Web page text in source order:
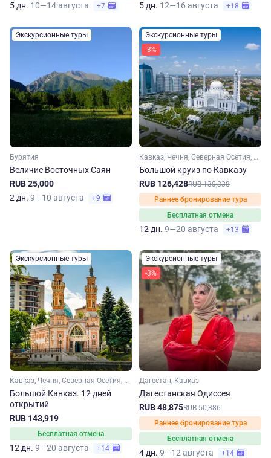
5 дн. 10—14 августа +7 5 дн. 12—16 августа +18
Экскурсионные туры
Бурятия
Величие Восточных Саян
RUB 25,000
2 дн. 9—10 августа +9
Экскурсионные туры
-3%
Кавказ, Чечня, Северная Осетия, Кабардино-Балкария, Ингушетия, Дагестан
Большой круиз по Кавказу
RUB 126,428RUB 130,338
Раннее бронирование тура
Бесплатная отмена
12 дн. 9—20 августа +13
Экскурсионные туры
Кавказ, Чечня, Северная Осетия, Кабардино-Балкария, Ингушетия, Дагестан
Большой Кавказ. 12 дней
открытий
RUB 143,919
Бесплатная отмена
12 дн. 9—20 августа +14
Экскурсионные туры
-3%
Дагестан, Кавказ
Дагестанская Одиссея
RUB 48,875RUB 50,386
Раннее бронирование тура
Бесплатная отмена
4 дн. 9—12 августа +14